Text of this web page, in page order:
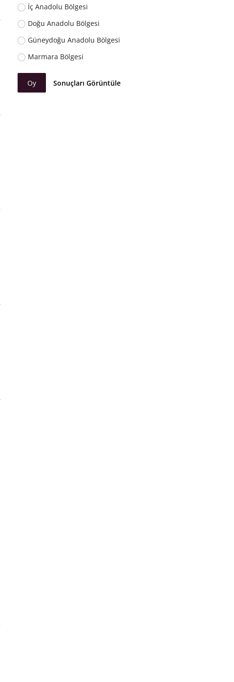
İç Anadolu Bölgesi
Doğu Anadolu Bölgesi
Güneydoğu Anadolu Bölgesi
Marmara Bölgesi
Oy Sonuçları Görüntüle